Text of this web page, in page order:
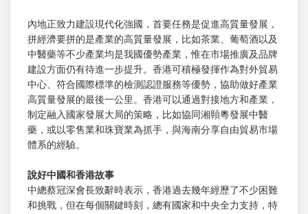
內地正致力建設現代化強國，首要任務是促進高質量發展，
拼經濟要拼的是產業的高質量發展，比如茶業、葡萄酒以及
中醫藥等不少產業均是我國優勢產業，惟在市場推廣及品牌
建設方面仍有待進一步提升。香港可積極發揮作為對外貿易
中心、符合國際標準的檢測認證服務等優勢，協助做好產業
高質量發展的最後一公里。香港可以通過對接地方和產業，
制定融入國家發展大局的策略，比如協同湘贑粵發展中醫
藥，或以零售業和珠寶業為抓手，與海南分享自由貿易市場
體系的經驗。
說好中國和香港故事
中總蔡冠深會長致辭時表示，香港過去幾年經歷了不少困難
和挑戰，但在每個關鍵時刻，總有國家和中央全力支持，特